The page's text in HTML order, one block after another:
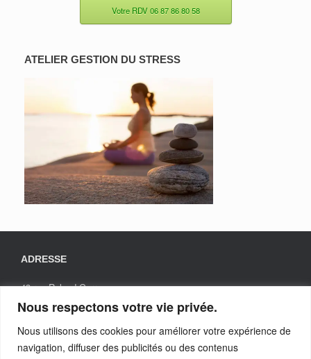
Nous respectons votre vie privée.
Nous utilisons des cookies pour améliorer votre expérience de
navigation, diffuser des publicités ou des contenus
Votre RDV 06 87 86 80 58
ATELIER GESTION DU STRESS
ADRESSE
43 rue Roland Garros
31200 TOULOUSE
TELEPHONE